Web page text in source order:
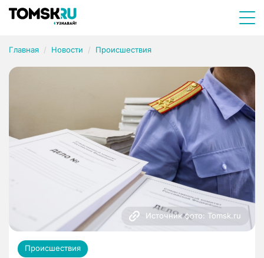
Главная Новости Происшествия
Источник фото: Tomsk.ru
Происшествия